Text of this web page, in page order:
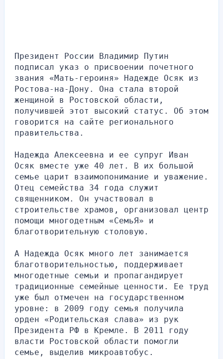
Президент России Владимир Путин
подписал указ о присвоении почетного
звания «Мать-героиня» Надежде Осяк из
Ростова-на-Дону. Она стала второй
женщиной в Ростовской области,
получившей этот высокий статус. Об этом
говорится на сайте регионального
правительства.
Надежда Алексеевна и ее супруг Иван
Осяк вместе уже 40 лет. В их большой
семье царит взаимопонимание и уважение.
Отец семейства 34 года служит
священником. Он участвовал в
строительстве храмов, организовал центр
помощи многодетным «СемьЯ» и
благотворительную столовую.
А Надежда Осяк много лет занимается
благотворительностью, поддерживает
многодетные семьи и пропагандирует
традиционные семейные ценности. Ее труд
уже был отмечен на государственном
уровне: в 2009 году семья получила
орден «Родительская слава» из рук
Президента РФ в Кремле. В 2011 году
власти Ростовской области помогли
семье, выделив микроавтобус.